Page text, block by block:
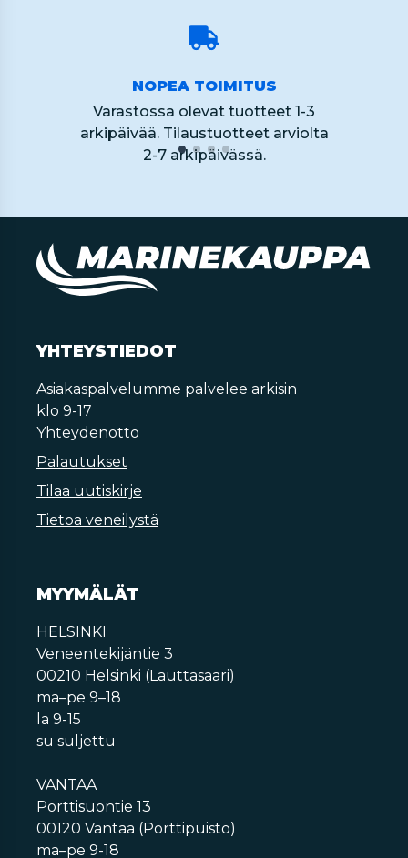
NOPEA TOIMITUS
Varastossa olevat tuotteet 1-3
arkipäivää. Tilaustuotteet arviolta
2-7 arkipäivässä.
YHTEYSTIEDOT
Asiakaspalvelumme palvelee arkisin
klo 9-17
Yhteydenotto
Palautukset
Tilaa uutiskirje
Tietoa veneilystä
MYYMÄLÄT
HELSINKI
Veneentekijäntie 3
00210 Helsinki (Lauttasaari)
ma–pe 9–18
la 9-15
su suljettu
VANTAA
Porttisuontie 13
00120 Vantaa (Porttipuisto)
ma–pe 9-18